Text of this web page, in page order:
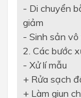
- Di chuyển
giảm
- Sinh sản
2. Các bước
- Xử lí mẫu
+ Rửa sạch
+ Làm giun